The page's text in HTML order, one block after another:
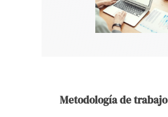
Metodología de trabajo